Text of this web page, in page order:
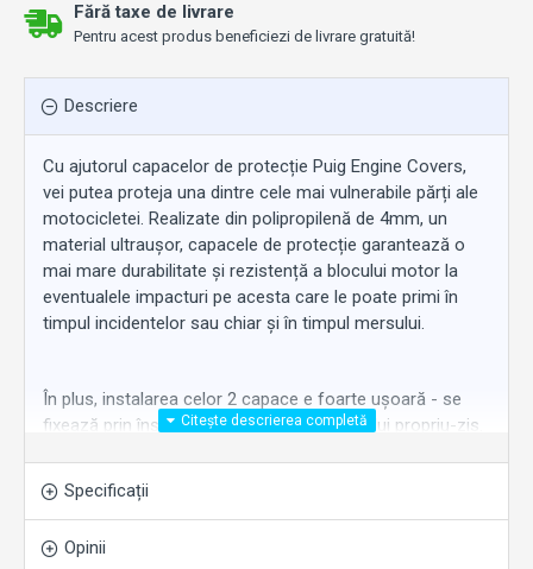
Fără taxe de livrare
Pentru acest produs beneficiezi de livrare gratuită!
Descriere
Cu ajutorul capacelor de protecție Puig Engine Covers,
vei putea proteja una dintre cele mai vulnerabile părți ale
motocicletei. Realizate din polipropilenă de 4mm, un
material ultraușor, capacele de protecție garantează o
mai mare durabilitate și rezistență a blocului motor la
eventualele impacturi pe acesta care le poate primi în
timpul incidentelor sau chiar și în timpul mersului.
În plus, instalarea celor 2 capace e foarte ușoară - se
fixează prin înșurubare pe carcasa motorului propriu-zis.
Kit-ul se potrivește la:
KTM RC 390 (2016-2017);
Specificații
Opinii